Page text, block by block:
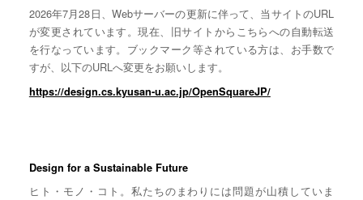
2026年7月28日、Webサーバーの更新に伴って、当サイトのURL
が変更されています。現在、旧サイトからこちらへの自動転送
を行なっています。ブックマーク等されている方は、お手数で
すが、以下のURLへ変更をお願いします。
https://design.cs.kyusan-u.ac.jp/OpenSquareJP/
Design for a Sustainable Future
ヒト・モノ・コト。私たちのまわりには問題が山積していま